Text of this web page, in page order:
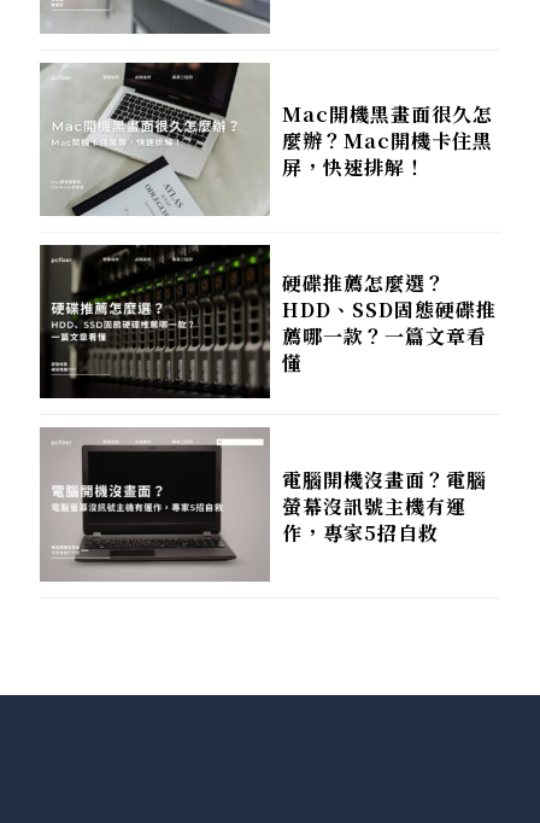
Mac開機黑畫面很久怎
麼辦？Mac開機卡住黑
屏，快速排解！
硬碟推薦怎麼選？
HDD、SSD固態硬碟推
薦哪一款？一篇文章看
懂
電腦開機沒畫面？電腦
螢幕沒訊號主機有運
作，專家5招自救